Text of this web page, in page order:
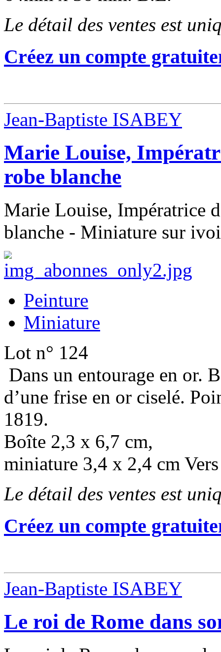
Le détail des ventes est
Créez un compte
Jean-Baptiste ISABEY
Marie Louise,
robe blanche
Marie Louise, Impératrice
blanche - Miniature sur
Peinture
Miniature
Lot n° 124
Dans un entourage en or.
d’une frise en or ciselé.
1819.
Boîte 2,3 x 6,7 cm,
miniature 3,4 x 2,4 cm
Le détail des ventes est
Créez un compte
Jean-Baptiste ISABEY
Le roi de Rome dans